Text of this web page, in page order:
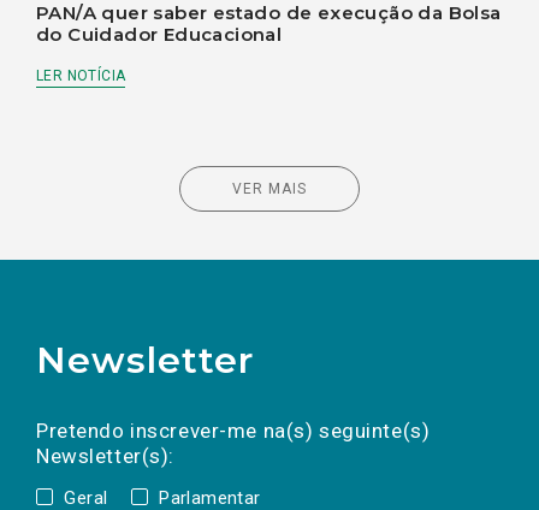
PAN/A quer saber estado de execução da Bolsa
do Cuidador Educacional
LER NOTÍCIA
VER MAIS
Newsletter
Pretendo inscrever-me na(s) seguinte(s)
Newsletter(s):
Geral Parlamentar
a(s) newsletter(s).
mail